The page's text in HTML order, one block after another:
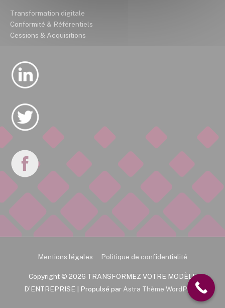
Transformation digitale
Conformité & Référentiels
Cessions & Acquisitions
Mentions légales Politique de confidentialité
Copyright © 2026 TRANSFORMEZ VOTRE MODÈLE
D’ENTREPRISE | Propulsé par Astra Thème WordPress